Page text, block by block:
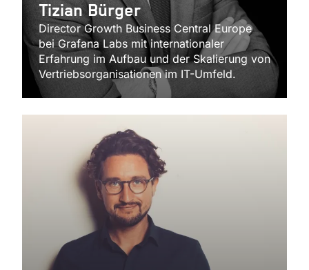
Tizian Bürger
Director Growth Business Central Europe
bei Grafana Labs mit internationaler
Erfahrung im Aufbau und der Skalierung von
Vertriebsorganisationen im IT-Umfeld.